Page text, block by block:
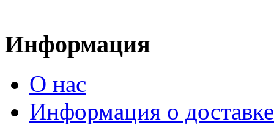
Информация
О нас
Информация о доставке